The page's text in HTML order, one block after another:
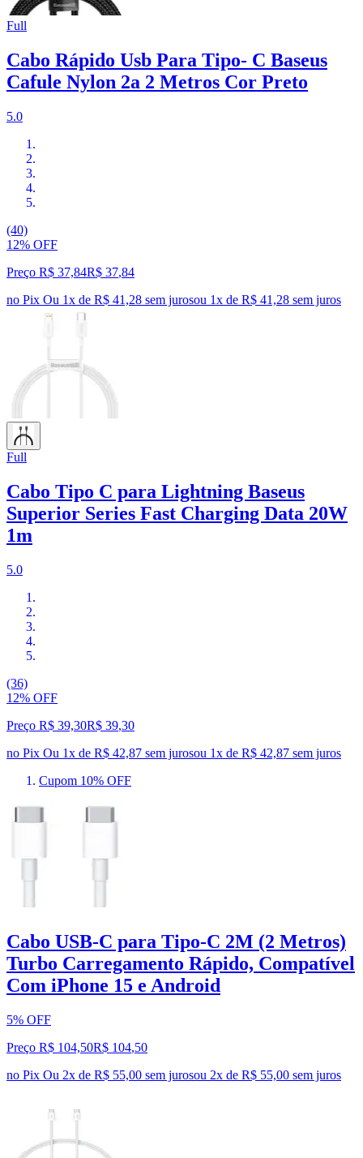
Full
Cabo Rápido Usb Para Tipo- C Baseus
Cafule Nylon 2a 2 Metros Cor Preto
5.0
(40)
12% OFF
Preço R$ 37,84R$ 37,84
no Pix Ou 1x de R$ 41,28 sem jurosou 1x de R$ 41,28 sem juros
Full
Cabo Tipo C para Lightning Baseus
Superior Series Fast Charging Data 20W
1m
5.0
(36)
12% OFF
Preço R$ 39,30R$ 39,30
no Pix Ou 1x de R$ 42,87 sem jurosou 1x de R$ 42,87 sem juros
Cupom 10% OFF
Cabo USB-C para Tipo-C 2M (2 Metros)
Turbo Carregamento Rápido, Compatível
Com iPhone 15 e Android
5% OFF
Preço R$ 104,50R$ 104,50
no Pix Ou 2x de R$ 55,00 sem jurosou 2x de R$ 55,00 sem juros